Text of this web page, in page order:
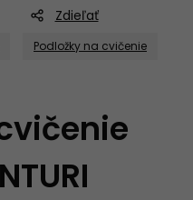
Zdieľať
Podložky na cvičenie